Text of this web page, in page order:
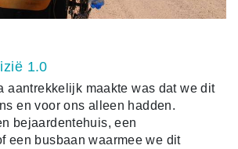
1.0
aantrekkelijk maakte was dat we dit
en voor ons alleen hadden.
bejaardentehuis, een
een busbaan waarmee we dit